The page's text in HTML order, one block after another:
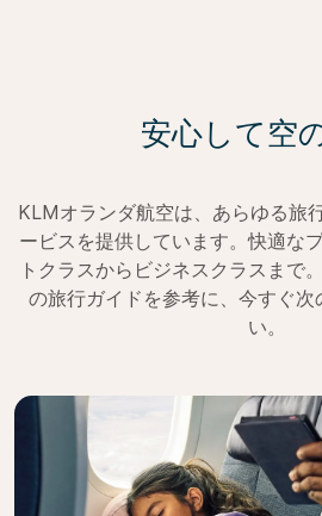
安心して空
KLMオランダ航空は、あらゆる旅
ービスを提供しています。快適な
トクラスからビジネスクラスまで
の旅行ガイドを参考に、今すぐ次
い。